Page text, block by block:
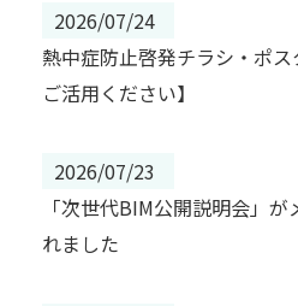
2026/07/24
熱中症防止啓発チラシ・ポス
ご活用ください】
2026/07/23
「次世代BIM公開説明会」
れました